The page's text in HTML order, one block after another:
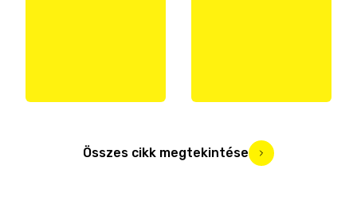
Összes cikk megtekintése